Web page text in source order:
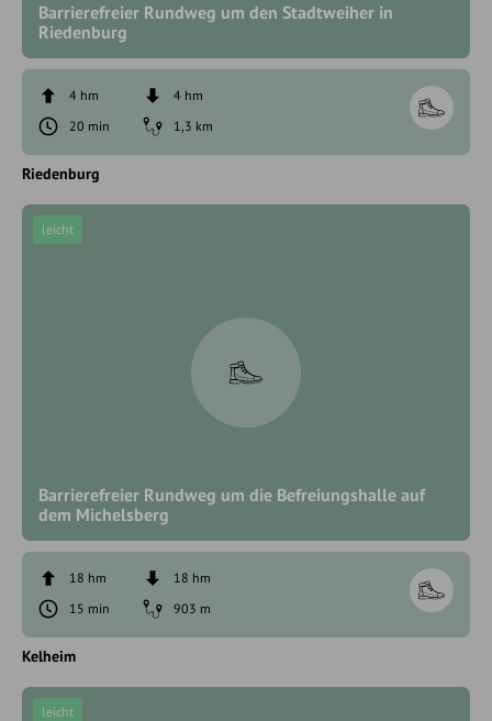
Barrierefreier Rundweg um den Stadtweiher in
Riedenburg
4 hm
4 hm
20 min
1,3 km
Riedenburg
Barrierefreier Rundweg um die Befreiungshalle auf
dem Michelsberg
leicht
18 hm
18 hm
15 min
903 m
Kelheim
leicht